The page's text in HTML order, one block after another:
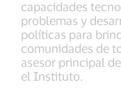
capacidades
problemas y
políticas para
comunidades de
asesor principal
el Instituto.